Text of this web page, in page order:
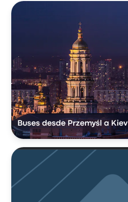
Buses desde Przemyśl a Kiev